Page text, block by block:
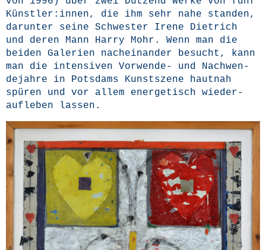
Künstler:innen, die ihm sehr nahe stan­den,
dar­un­ter sei­ne Schwes­ter Ire­ne Diet­rich
und deren Mann Har­ry Mohr. Wenn man die
bei­den Gale­rien nach­ein­an­der besucht, kann
man die inten­si­ven Vor­wen­de- und Nach­wen­
de­jah­re in Pots­dams Kunst­sze­ne haut­nah
spü­ren und vor allem ener­ge­tisch wie­der­
auf­le­ben lassen.